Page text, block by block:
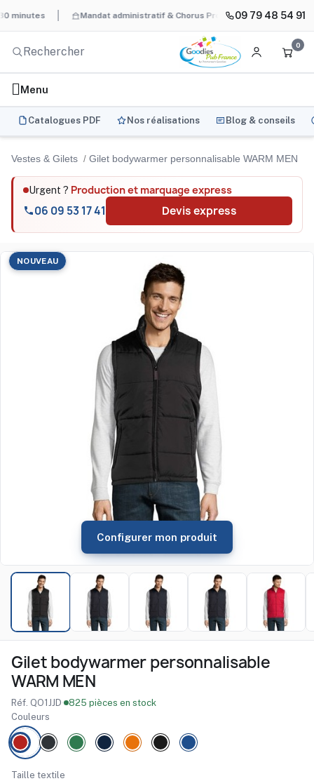
Mandat administratif & Chorus Pro BAT systématique
09 79 48 54 91
0
Menu
Catalogues PDF Nos réalisations Blog & conseils
Vestes & Gilets Gilet bodywarmer personnalisable WARM MEN
Urgent ? Production et marquage express
06 09 53 17 41 Devis express
NOUVEAU
Configurer mon produit
Gilet bodywarmer personnalisable
WARM MEN
Réf. QO1JJD· 825 pièces en stock
Couleurs
Taille textile